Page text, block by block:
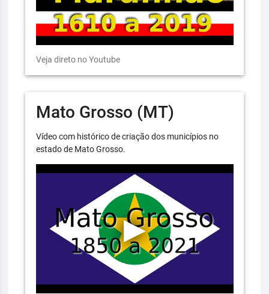
Veja direto no Youtube
Mato Grosso (MT)
Vídeo com histórico de criação dos municípios no
estado de Mato Grosso.